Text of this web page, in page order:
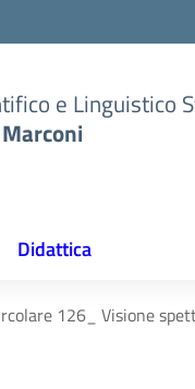
e Linguistico
Didattica
126_ Visione